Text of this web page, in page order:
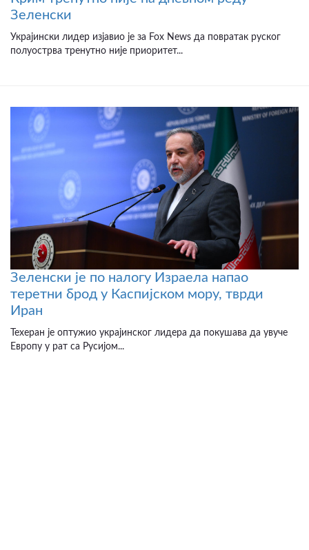
Зеленски
Украјински лидер изјавио је за Fox News да повратак руског
полуострва тренутно није приоритет...
Зеленски је по налогу Израела напао
теретни брод у Каспијском мору, тврди
Иран
Техеран је оптужио украјинског лидера да покушава да увуче
Европу у рат са Русијом...